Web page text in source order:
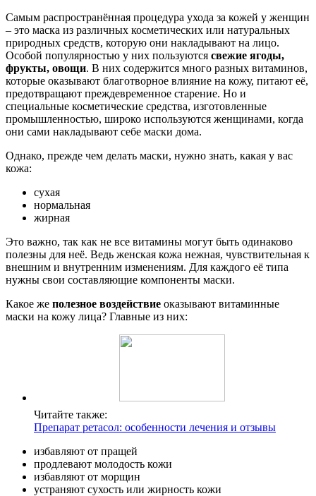
Самым распространённая процедура ухода за кожей у женщин
– это маска из различных косметических или натуральных
природных средств, которую они накладывают на лицо.
Особой популярностью у них пользуются свежие ягоды,
фрукты, овощи. В них содержится много разных витаминов,
которые оказывают благотворное влияние на кожу, питают её,
предотвращают преждевременное старение. Но и
специальные косметические средства, изготовленные
промышленностью, широко используются женщинами, когда
они сами накладывают себе маски дома.
Однако, прежде чем делать маски, нужно знать, какая у вас
кожа:
сухая
нормальная
жирная
Это важно, так как не все витамины могут быть одинаково
полезны для неё. Ведь женская кожа нежная, чувствительная к
внешним и внутренним изменениям. Для каждого её типа
нужны свои составляющие компоненты маски.
Какое же полезное воздействие оказывают витаминные
маски на кожу лица? Главные из них:
Читайте также:
Препарат ретасол: особенности лечения и отзывы
избавляют от пращей
продлевают молодость кожи
избавляют от морщин
устраняют сухость или жирность кожи